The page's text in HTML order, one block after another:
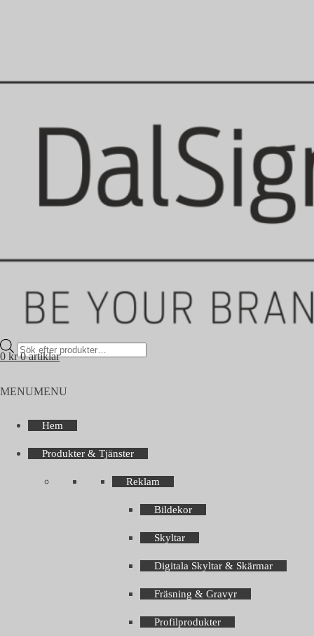
Products
search
0 kr 0 artiklar
MENUMENU
Hem
Produkter & Tjänster
Reklam
Bildekor
Skyltar
Digitala Skyltar & Skärmar
Fräsning & Gravyr
Profilprodukter